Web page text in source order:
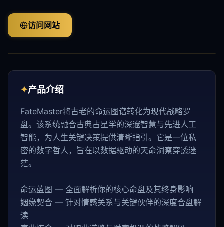
访问网站
✦产品介绍
FateMaster将古老的命运图谱转化为现代战略罗
盘。该系统融合古典占星学的深邃智慧与先进人工
智能，为人生关键决策提供清晰指引。它是一位私
密的数字哲人，旨在以数据驱动的天命洞察穿透迷
茫。
命运蓝图 — 全面解析你的核心命盘及其终身影响
姻缘契合 — 针对情感关系与关键伙伴的深度合盘解
读